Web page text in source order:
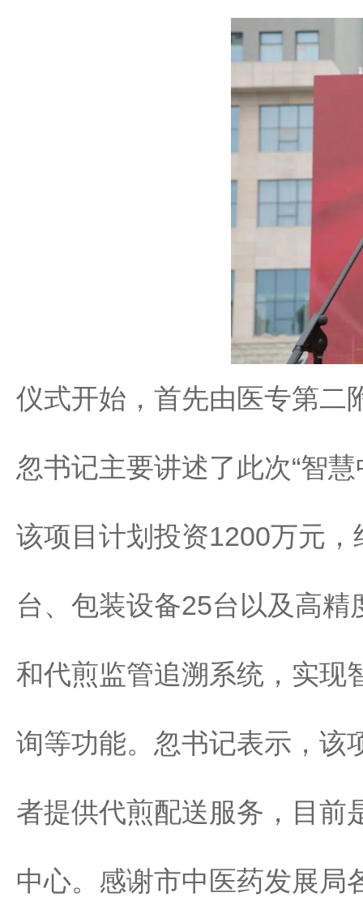
仪式开始，首先由医专第二
忽书记主要讲述了此次“智
该项目计划投资1200万元
台、包装设备25台以及高
和代煎监管追溯系统，实现
询等功能。忽书记表示，该
者提供代煎配送服务，目前
中心。感谢市中医药发展局